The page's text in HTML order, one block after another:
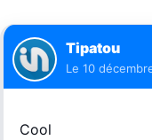
Tipatou
Le 10
Cool